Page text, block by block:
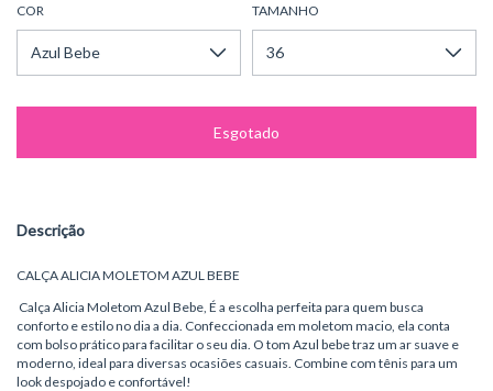
COR TAMANHO
Descrição
CALÇA ALICIA MOLETOM AZUL BEBE
Calça Alicia Moletom Azul Bebe, É a escolha perfeita para quem busca
conforto e estilo no dia a dia. Confeccionada em moletom macio, ela conta
com bolso prático para facilitar o seu dia. O tom Azul bebe traz um ar suave e
moderno, ideal para diversas ocasiões casuais. Combine com tênis para um
look despojado e confortável!